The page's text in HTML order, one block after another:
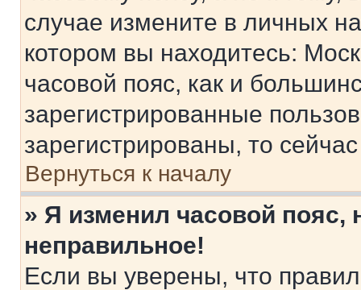
случае измените в личных
котором вы находитесь:
часовой пояс, как и
зарегистрированные
зарегистрированы, то
Вернуться к началу
» Я изменил часовой пояс,
неправильное!
Если вы уверены, что